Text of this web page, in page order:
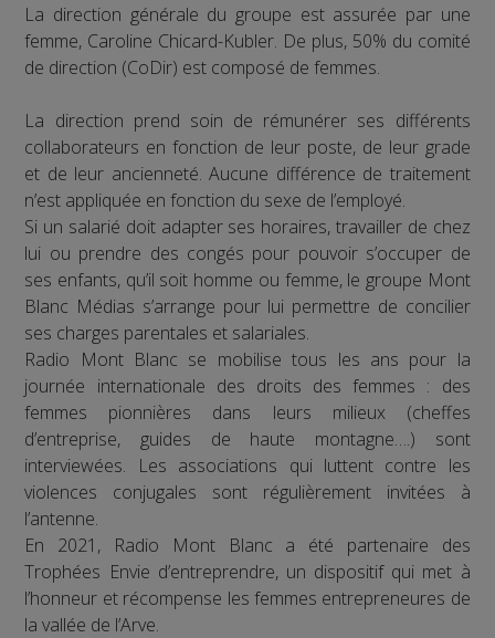
La direction générale du groupe est assurée par une
femme, Caroline Chicard-Kubler. De plus, 50% du comité
de direction (CoDir) est composé de femmes.
La direction prend soin de rémunérer ses différents
collaborateurs en fonction de leur poste, de leur grade
et de leur ancienneté. Aucune différence de traitement
n’est appliquée en fonction du sexe de l’employé.
Si un salarié doit adapter ses horaires, travailler de chez
lui ou prendre des congés pour pouvoir s’occuper de
ses enfants, qu’il soit homme ou femme, le groupe Mont
Blanc Médias s’arrange pour lui permettre de concilier
ses charges parentales et salariales.
Radio Mont Blanc se mobilise tous les ans pour la
journée internationale des droits des femmes : des
femmes pionnières dans leurs milieux (cheffes
d’entreprise, guides de haute montagne….) sont
interviewées. Les associations qui luttent contre les
violences conjugales sont régulièrement invitées à
l’antenne.
En 2021, Radio Mont Blanc a été partenaire des
Trophées Envie d’entreprendre, un dispositif qui met à
l’honneur et récompense les femmes entrepreneures de
la vallée de l’Arve.